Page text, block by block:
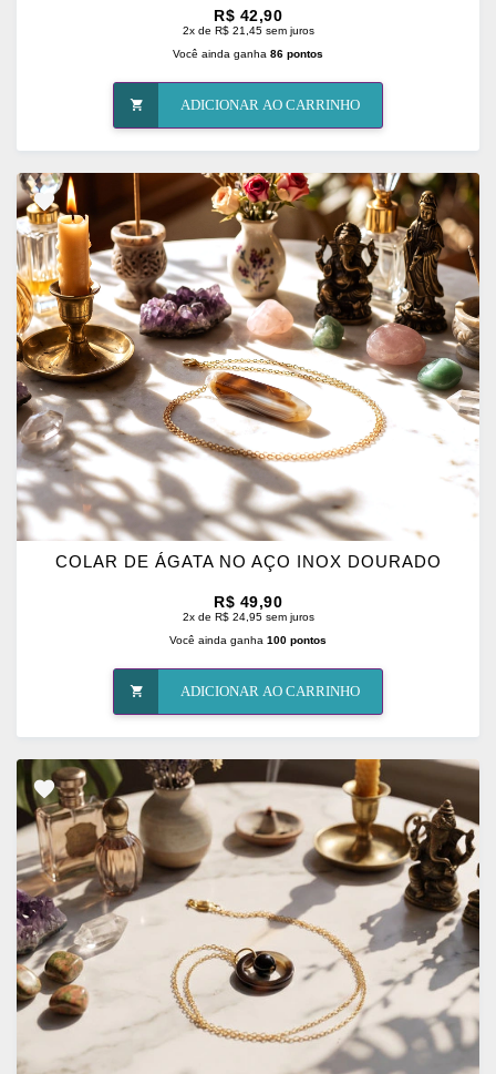
R$ 42,90
2x de R$ 21,45 sem juros
Você ainda ganha 86 pontos
ADICIONAR AO CARRINHO
ADICIONAR
FAVORITOS
COLAR DE ÁGATA NO AÇO INOX DOURADO
R$ 49,90
2x de R$ 24,95 sem juros
Você ainda ganha 100 pontos
ADICIONAR AO CARRINHO
ADICIONAR
FAVORITOS